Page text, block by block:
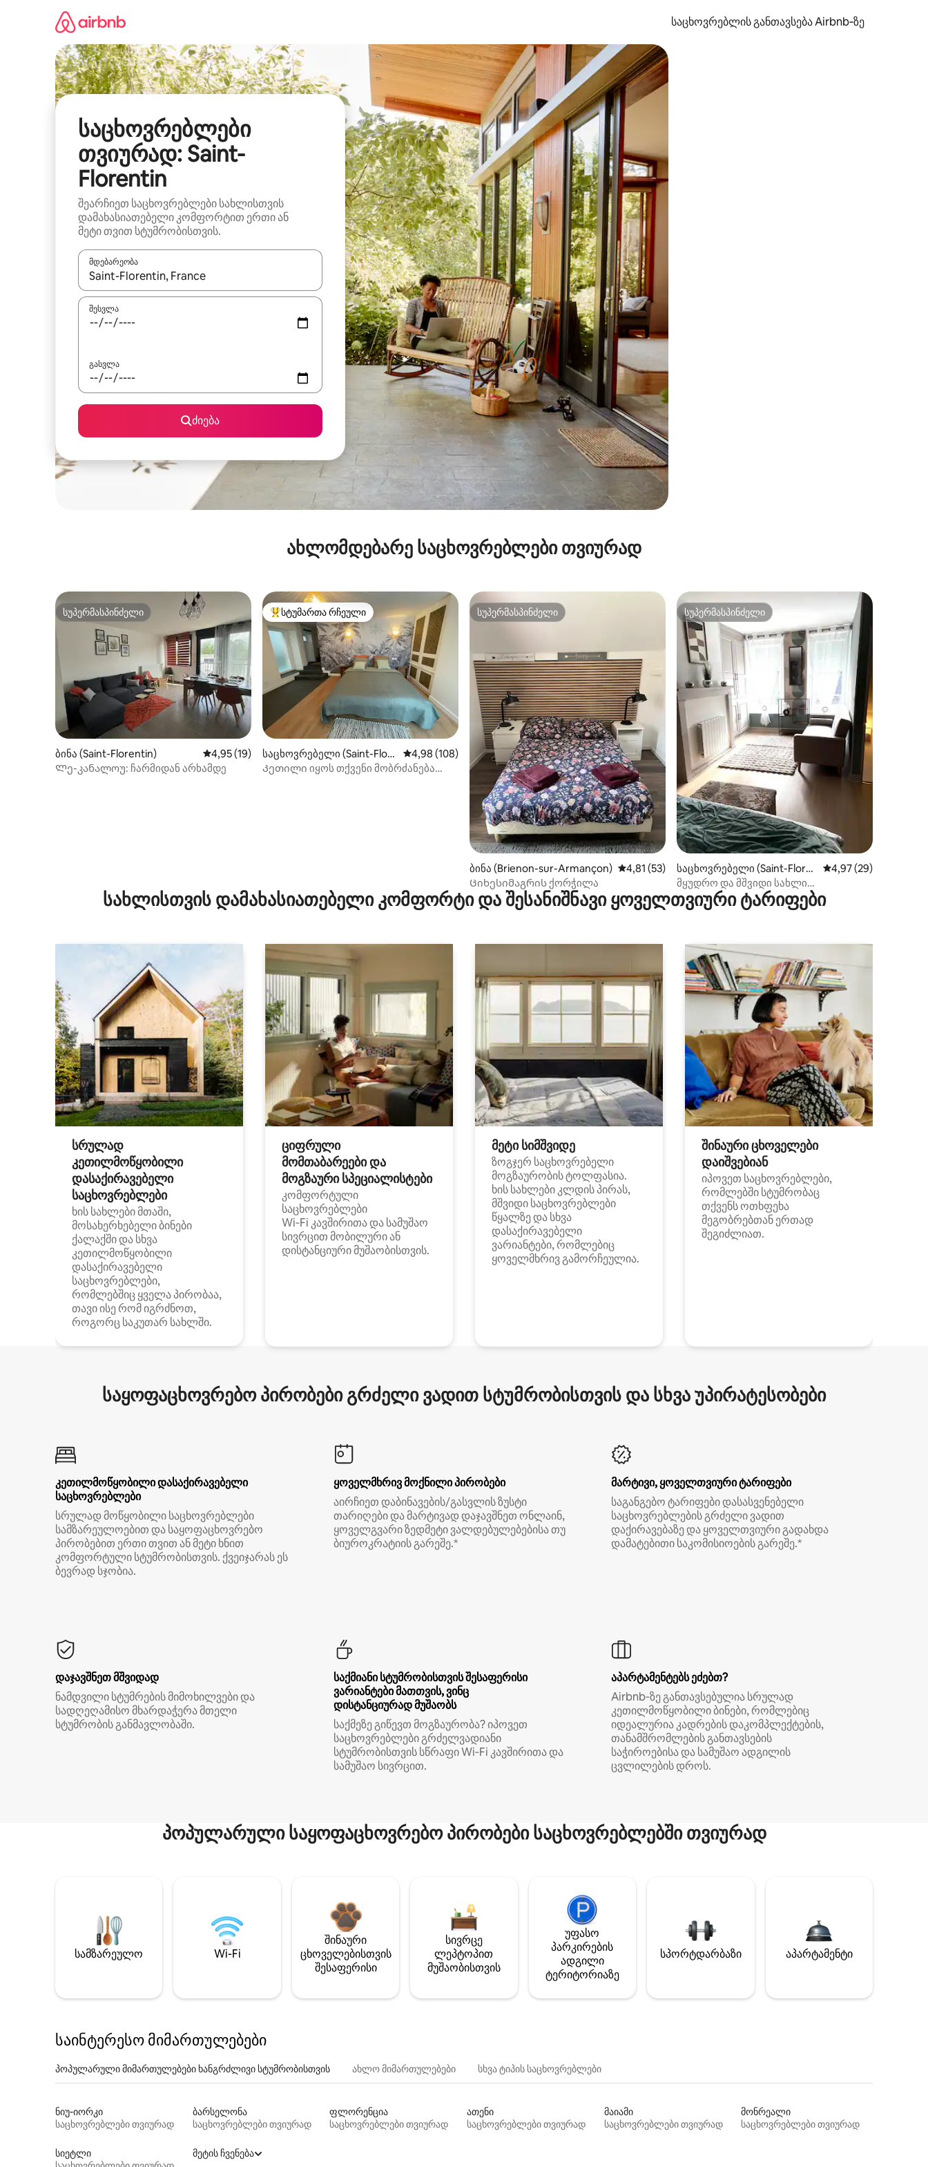
საცხოვრებლის განთავსება Airbnb‑ზე
საცხოვრებლები
თვიურად: Saint-
Florentin
შეარჩიეთ საცხოვრებლები სახლისთვის
დამახასიათებელი კომფორტით ერთი ან
მეტი თვით სტუმრობისთვის.
მდებარეობა
როცა შედეგები ხელმისაწვდომი გახდება, ნავიგაციისთვის გამოიყენეთ კლავიშები ზემოთ/ქვემოთ მიმართული ისრებით ან შეხებისა თუ თითის გასმის ჟესტები.
შესვლა
გასვლა
ძიება
ახლომდებარე საცხოვრებლები თვიურად
სუპერმასპინძელი
სუპერმასპინძელი
ბინა (Saint-Florentin) საშუალო შეფასებაა 5‑დან 4,95, 19 მიმოხილვა
4,95 (19)
Ლე-კანალოუ: ჩარმიდან არხამდე
სტუმართა რჩეული მოწინავე ვარიანტი
სტუმართა რჩეული
საცხოვრებელი (Saint-Flore
ntin)
საშუალო შეფასებაა 5‑დან 4,98, 108 მიმოხილვა
4,98 (108)
Კეთილი იყოს თქვენი მობრძანება
სუპერმასპინძელი
სუპერმასპინძელი
ბინა (Brienon-sur-Armançon) საშუალო შეფასებაა 5‑დან 4,81, 53 მიმოხილვა
4,81 (53)
Ციხესიმაგრის ქორჭილა
სუპერმასპინძელი
სუპერმასპინძელი
საცხოვრებელი (Saint-Flore
ntin)
საშუალო შეფასებაა
4,97 (29)
მყუდრო და მშვიდი სახლი
კომფორტულ სიახლოვეს
სახლისთვის დამახასიათებელი კომფორტი და შესანიშნავი ყოველთვიური ტარიფები
სრულად
კეთილმოწყობილი
დასაქირავებელი
საცხოვრებლები
ხის სახლები მთაში,
მოსახერხებელი ბინები
ქალაქში და სხვა
კეთილმოწყობილი
დასაქირავებელი
საცხოვრებლები,
რომლებშიც ყველა პირობაა,
თავი ისე რომ იგრძნოთ,
როგორც საკუთარ სახლში.
ციფრული
მომთაბარეები და
მოგზაური სპეციალისტები
კომფორტული
საცხოვრებლები
Wi‑Fi კავშირითა და სამუშაო
სივრცით მობილური ან
დისტანციური მუშაობისთვის.
მეტი სიმშვიდე
ზოგჯერ საცხოვრებელი
მოგზაურობის ტოლფასია.
ხის სახლები კლდის პირას,
მშვიდი საცხოვრებლები
წყალზე და სხვა
დასაქირავებელი
ვარიანტები, რომლებიც
ყოველმხრივ გამორჩეულია.
შინაური ცხოველები
დაიშვებიან
იპოვეთ საცხოვრებლები,
რომლებში სტუმრობაც
თქვენს ოთხფეხა
მეგობრებთან ერთად
შეგიძლიათ.
საყოფაცხოვრებო პირობები გრძელი ვადით სტუმრობისთვის და სხვა უპირატესობები
კეთილმოწყობილი დასაქირავებელი
საცხოვრებლები
სრულად მოწყობილი საცხოვრებლები
სამზარეულოებით და საყოფაცხოვრებო
პირობებით ერთი თვით ან მეტი ხნით
კომფორტული სტუმრობისთვის. ქვეიჯარას ეს
ბევრად სჯობია.
ყოველმხრივ მოქნილი პირობები
აირჩიეთ დაბინავების/გასვლის ზუსტი
თარიღები და მარტივად დაჯავშნეთ ონლაინ,
ყოველგვარი ზედმეტი ვალდებულებებისა თუ
ბიუროკრატიის გარეშე.*
მარტივი, ყოველთვიური ტარიფები
საგანგებო ტარიფები დასასვენებელი
საცხოვრებლების გრძელი ვადით
დაქირავებაზე და ყოველთვიური გადახდა
დამატებითი საკომისიოების გარეშე.*
დაჯავშნეთ მშვიდად
ნამდვილი სტუმრების მიმოხილვები და
სადღეღამისო მხარდაჭერა მთელი
სტუმრობის განმავლობაში.
საქმიანი სტუმრობისთვის შესაფერისი
ვარიანტები მათთვის, ვინც
დისტანციურად მუშაობს
საქმეზე გიწევთ მოგზაურობა? იპოვეთ
საცხოვრებლები გრძელვადიანი
სტუმრობისთვის სწრაფი Wi‑Fi კავშირითა და
სამუშაო სივრცით.
აპარტამენტებს ეძებთ?
Airbnb‑ზე განთავსებულია სრულად
კეთილმოწყობილი ბინები, რომლებიც
იდეალურია კადრების დაკომპლექტების,
თანამშრომლების განთავსების
საჭიროებისა და სამუშაო ადგილის
ცვლილების დროს.
პოპულარული საყოფაცხოვრებო პირობები საცხოვრებლებში თვიურად
სამზარეულო Wi-Fi
შინაური
ცხოველებისთვის
შესაფერისი
სივრცე
ლეპტოპით
მუშაობისთვის
უფასო
პარკირების
ადგილი
ტერიტორიაზე
სპორტდარბაზი აპარტამენტი
საინტერესო მიმართულებები
პოპულარული მიმართულებები ხანგრძლივი სტუმრობისთვის ახლო მიმართულებები სხვა ტიპის საცხოვრებლები
ნიუ-იორკი
საცხოვრებლები თვიურად
ბარსელონა
საცხოვრებლები თვიურად
ფლორენცია
საცხოვრებლები თვიურად
ათენი
საცხოვრებლები თვიურად
მაიამი
საცხოვრებლები თვიურად
მონრეალი
საცხოვრებლები თვიურად
სიეტლი
მეტის ჩვენება